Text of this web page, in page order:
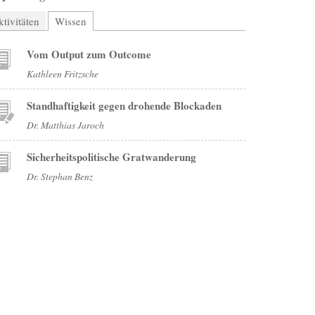
Wissen
Vom Output zum Outcome
Kathleen Fritzsche
Standhaftigkeit gegen drohende Blockaden
Dr. Matthias Jaroch
Sicherheitspolitische Gratwanderung
Dr. Stephan Benz